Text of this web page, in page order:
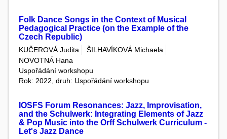
Folk Dance Songs in the Context of Musical
Pedagogical Practice (on the Example of the
Czech Republic)
KUČEROVÁ Judita
ŠILHAVÍKOVÁ Michaela
NOVOTNÁ Hana
Uspořádání workshopu
Rok: 2022, druh: Uspořádání workshopu
IOSFS Forum Resonances: Jazz, Improvisation,
and the Schulwerk: Integrating Elements of Jazz
& Pop Music into the Orff Schulwerk Curriculum -
Let's Jazz Dance